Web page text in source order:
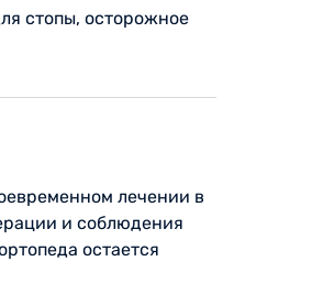
стопы, осторожное
лечении в
и соблюдения
остается